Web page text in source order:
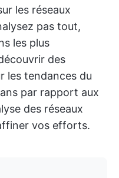
les réseaux
pas tout,
les plus
des
les tendances du
par rapport aux
des réseaux
vos efforts.